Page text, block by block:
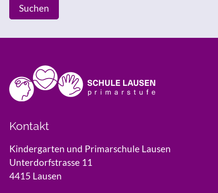
Suchen
Kontakt
Kindergarten und Primarschule Lausen
Unterdorfstrasse 11
4415 Lausen